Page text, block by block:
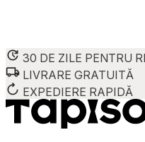
30 DE ZILE PENTRU
LIVRARE GRATUITĂ
EXPEDIERE RAPIDĂ
Folosim
Împărtășim
combina